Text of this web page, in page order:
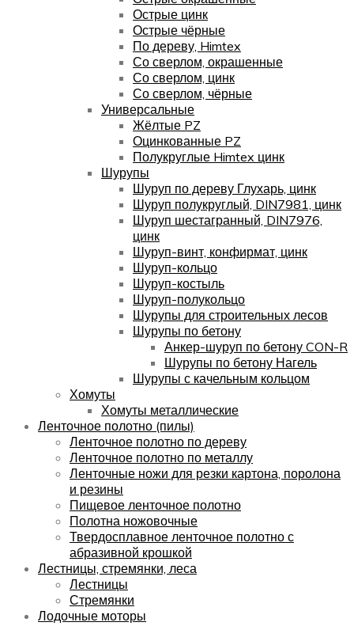
Острые цинк
Острые чёрные
По дереву, Himtex
Со сверлом, окрашенные
Со сверлом, цинк
Со сверлом, чёрные
Универсальные
Жёлтые PZ
Оцинкованные PZ
Полукруглые Himtex цинк
Шурупы
Шуруп по дереву Глухарь, цинк
Шуруп полукруглый, DIN7981, цинк
Шуруп шестагранный, DIN7976,
цинк
Шуруп-винт, конфирмат, цинк
Шуруп-кольцо
Шуруп-костыль
Шуруп-полукольцо
Шурупы для строительных лесов
Шурупы по бетону
Анкер-шуруп по бетону CON-R
Шурупы по бетону Нагель
Шурупы с качельным кольцом
Хомуты
Хомуты металлические
Ленточное полотно (пилы)
Ленточное полотно по дереву
Ленточное полотно по металлу
Ленточные ножи для резки картона, поролона
и резины
Пищевое ленточное полотно
Полотна ножовочные
Твердосплавное ленточное полотно с
абразивной крошкой
Лестницы, стремянки, леса
Лестницы
Стремянки
Лодочные моторы